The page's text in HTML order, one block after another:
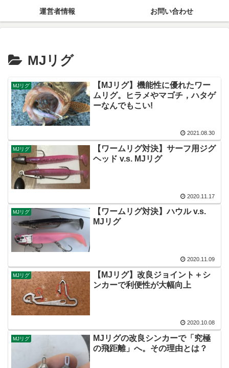
運営者情報 お問い合わせ
MJリグ
MJリグ
【MJリグ】機能性に優れたワー
ムリグ。ヒラメやマゴチ，ハタゲ
ーなんでもこい!
2021.08.30
MJリグ
【ワームリグ対決】サーフ用ジグ
ヘッド v.s. MJリグ
2020.11.17
MJリグ
【ワームリグ対決】ハウル v.s.
MJリグ
2020.11.09
MJリグ
【MJリグ】改良ジョイント＋シ
ンカーで利便性が大幅向上
2020.10.08
MJリグ
MJリグの改良シンカーで「究極
の飛距離」へ。その理由とは？